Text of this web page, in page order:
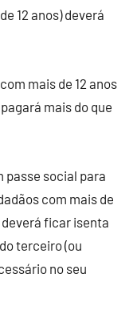
12 anos) deverá
mais de 12 anos
mais do que
passe social para
com mais de
deverá ficar isenta
terceiro (ou
no seu